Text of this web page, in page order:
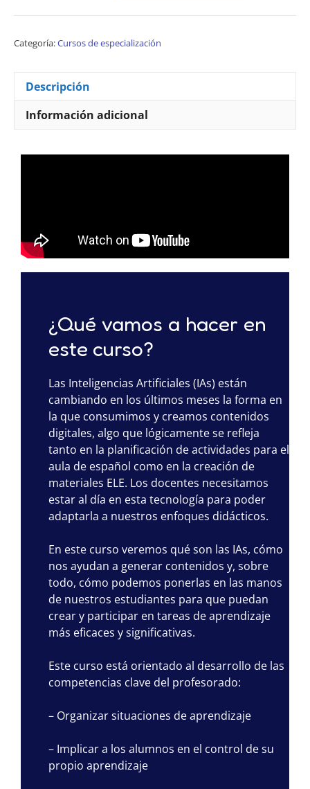
Categoría:Cursos de especialización
Descripción
Información adicional
¿Qué vamos a hacer en
este curso?
Las Inteligencias Artificiales (IAs) están
cambiando en los últimos meses la forma en
la que consumimos y creamos contenidos
digitales, algo que lógicamente se refleja
tanto en la planificación de actividades para el
aula de español como en la creación de
materiales ELE. Los docentes necesitamos
estar al día en esta tecnología para poder
adaptarla a nuestros enfoques didácticos.
En este curso veremos qué son las IAs, cómo
nos ayudan a generar contenidos y, sobre
todo, cómo podemos ponerlas en las manos
de nuestros estudiantes para que puedan
crear y participar en tareas de aprendizaje
más eficaces y significativas.
Este curso está orientado al desarrollo de las
competencias clave del profesorado:
– Organizar situaciones de aprendizaje
– Implicar a los alumnos en el control de su
propio aprendizaje